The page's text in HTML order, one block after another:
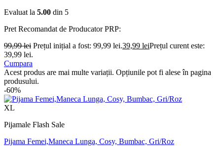
Evaluat la 5.00 din 5
Pret Recomandat de ProducatorPRP:
99,99lei Prețul inițial a fost: 99,99 lei.39,99 leiPrețul curent este:
39,99 lei.
Cumpara
Acest produs are mai multe variații. Opțiunile pot fi alese în pagina
produsului.
-60%
XL
Pijamale Flash Sale
Pijama Femei,Maneca Lunga, Cosy, Bumbac, Gri/Roz